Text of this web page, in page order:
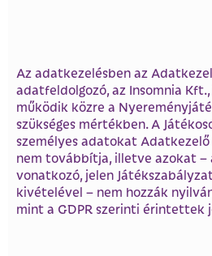
Az adatkezelésben az
adatfeldolgozó, az Insomnia
működik közre a
szükséges mértékben. A
személyes adatokat
nem továbbítja, illetve azokat –
vonatkozó, jelen
kivételével – nem hozzák
mint a GDPR szerinti érintettek